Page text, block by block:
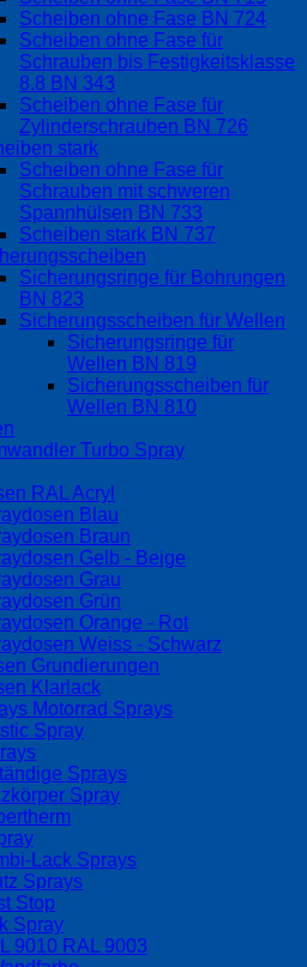
Scheiben ohne Fase BN 724
Scheiben ohne Fase für
Schrauben bis Festigkeitsklasse
8.8 BN 343
Scheiben ohne Fase für
Zylinderschrauben BN 726
stark
Scheiben ohne Fase für
Schrauben mit schweren
Spannhülsen BN 733
Scheiben stark BN 737
Sicherungsringe für Bohrungen
BN 823
Sicherungsscheiben für Wellen
Sicherungsringe für
Wellen BN 819
Sicherungsscheiben für
Wellen BN 810
Turbo Spray
RAL Acryl
Blau
Braun
Gelb - Beige
Grau
Grün
Orange - Rot
Weiss - Schwarz
Grundierungen
Klarlack
Motorrad Sprays
Spray
Sprays
Spray
Lack Sprays
Sprays
Stop
Spray
9010 RAL 9003